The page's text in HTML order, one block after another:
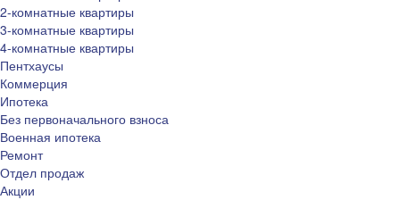
2-комнатные квартиры
3-комнатные квартиры
4-комнатные квартиры
Пентхаусы
Коммерция
Ипотека
Без первоначального взноса
Военная ипотека
Ремонт
Отдел продаж
Акции